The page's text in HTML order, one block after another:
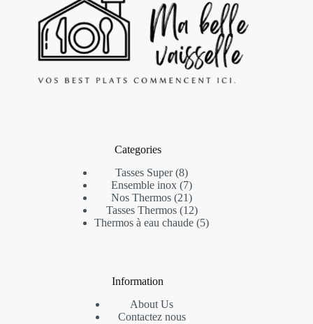
Categories
Tasses Super 88
products
Ensemble inox 77
products
Nos Thermos 2121
products
Tasses Thermos 1212
products
Thermos à eau chaude 55
Information
About Us
Contactez nous